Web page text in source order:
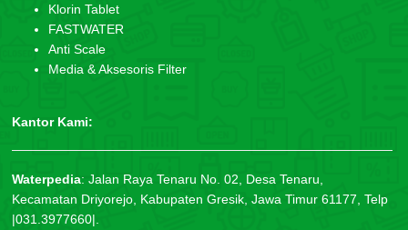
Klorin Tablet
FASTWATER
Anti Scale
Media & Aksesoris Filter
Kantor Kami:
Waterpedia: Jalan Raya Tenaru No. 02, Desa Tenaru,
Kecamatan Driyorejo, Kabupaten Gresik, Jawa Timur 61177, Telp
|031.3977660|.